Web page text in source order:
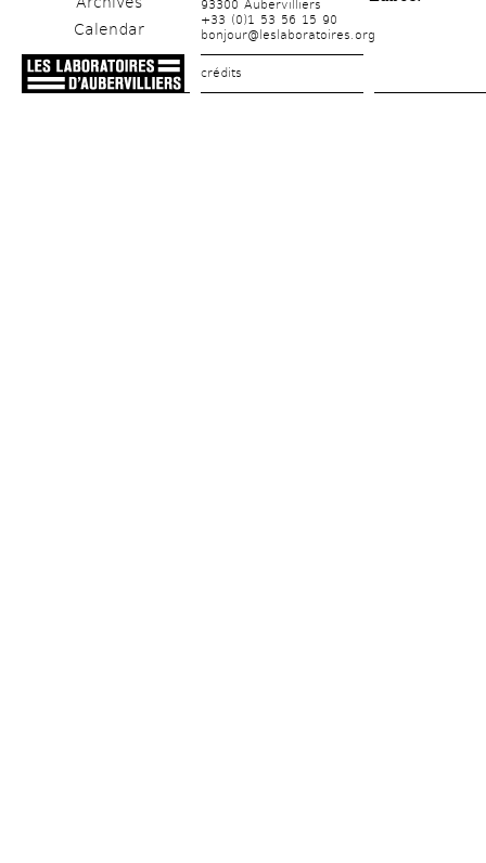
Calendar
93300 Aubervilliers
+33 (0)1 53 56 15 90
bonjour@leslaboratoires.org
crédits